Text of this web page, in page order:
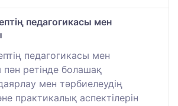
педагогикасы мен
педагогикасы мен
ретінде болашақ
мен тәрбиелеудің
практикалық аспектілерін